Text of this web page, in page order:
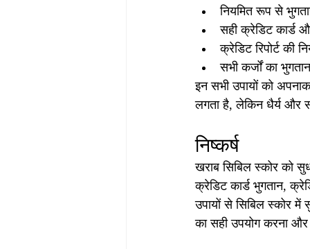
नियमित रूप से
सही क्रेडिट कार्ड
क्रेडिट रिपोर्ट की
सभी कर्जों का
इन सभी उपायों को
लगता है, लेकिन धैर्य और
निष्कर्ष
खराब सिबिल स्कोर को
क्रेडिट कार्ड भुगतान,
उपायों से सिबिल स्कोर में
का सही उपयोग करना और